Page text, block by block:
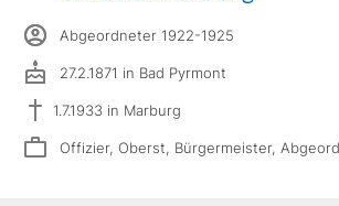
Abgeordneter 1922-1925
27.2.1871 in Bad Pyrmont
1.7.1933 in Marburg
Offizier, Oberst, Bürgermeister,